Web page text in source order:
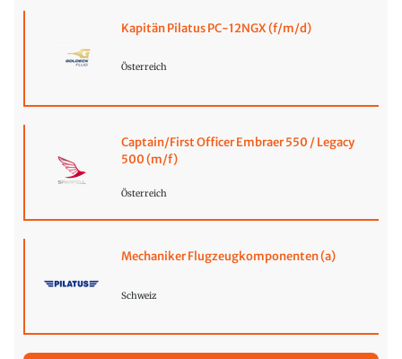
Kapitän Pilatus PC-12NGX (f/m/d)
Österreich
Captain/First Officer Embraer 550 / Legacy
500 (m/f)
Österreich
Mechaniker Flugzeugkomponenten (a)
Schweiz